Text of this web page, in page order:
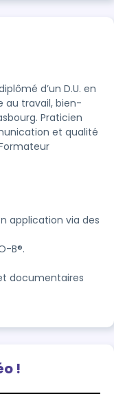
d’un D.U. en
au travail, bien-
Praticien
et qualité
application via des
B®.
documentaires
!